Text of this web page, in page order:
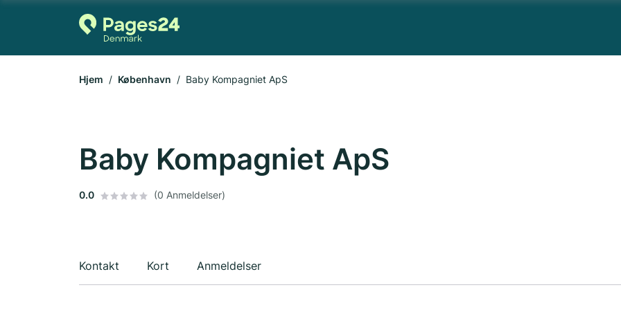
Hjem København Baby Kompagniet ApS
Baby Kompagniet ApS
0.0 (0 Anmeldelser)
Kontakt Kort Anmeldelser